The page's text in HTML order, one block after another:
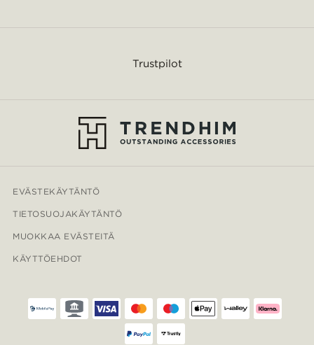
Trustpilot
EVÄSTEKÄYTÄNTÖ
TIETOSUOJAKÄYTÄNTÖ
MUOKKAA EVÄSTEITÄ
KÄYTTÖEHDOT